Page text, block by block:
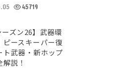
45719
ーズン26】武器環
ピースキーパー復
ト武器・新ホップ
説！